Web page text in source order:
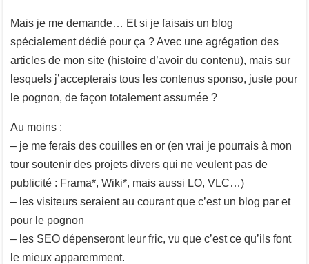
Mais je me demande… Et si je faisais un blog
spécialement dédié pour ça ? Avec une agrégation des
articles de mon site (histoire d’avoir du contenu), mais sur
lesquels j’accepterais tous les contenus sponso, juste pour
le pognon, de façon totalement assumée ?
Au moins :
– je me ferais des couilles en or (en vrai je pourrais à mon
tour soutenir des projets divers qui ne veulent pas de
publicité : Frama*, Wiki*, mais aussi LO, VLC…)
– les visiteurs seraient au courant que c’est un blog par et
pour le pognon
– les SEO dépenseront leur fric, vu que c’est ce qu’ils font
le mieux apparemment.